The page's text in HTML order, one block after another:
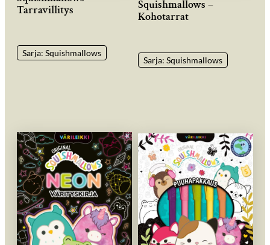
Tarravillitys
Sarja: Squishmallows
Squishmallows –
Kohotarrat
Sarja: Squishmallows